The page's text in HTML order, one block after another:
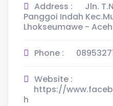
Address :
Jln.
Panggoi Indah
Lhokseumawe - Aceh
Phone :
Website :
https://
h